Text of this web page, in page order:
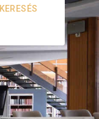
KERESÉS